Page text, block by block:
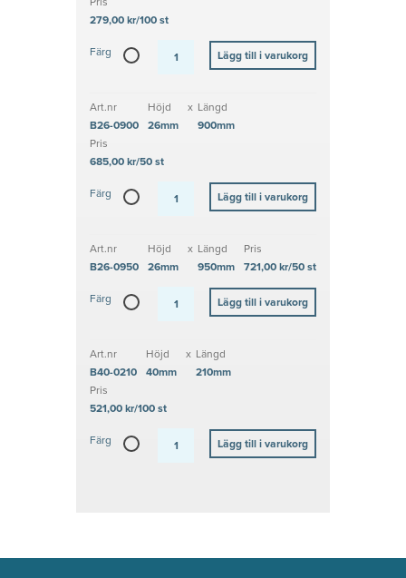
279,00 kr/100 st
Färg
Art.nr
B26-0900
Höjd
26mm
x Längd
900mm
Pris
685,00 kr/50 st
Färg
Art.nr
B26-0950
Höjd
26mm
x Längd
950mm
Pris
721,00 kr/50 st
Färg
Art.nr
B40-0210
Höjd
40mm
x Längd
210mm
Pris
521,00 kr/100 st
Färg